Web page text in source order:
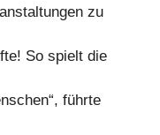
zu
So spielt die
führte